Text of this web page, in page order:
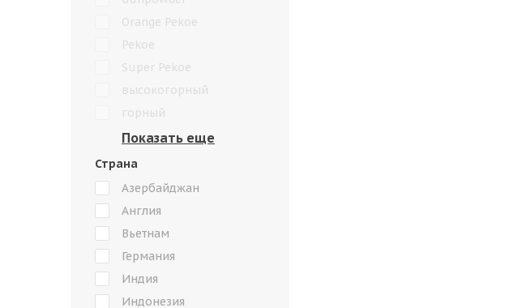
Orange Pekoe
Pekoe
Super Pekoe
высокогорный
горный
Страна
Азербайджан
Англия
Вьетнам
Германия
Индия
Индонезия